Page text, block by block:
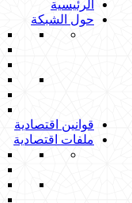
الرئيسية
حول الشبكة
قوانين اقتصادية
ملفات اقتصادية